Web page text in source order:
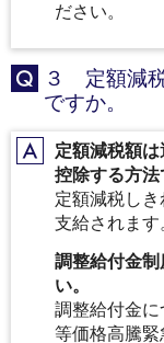
ださい。
Q
３ 定額減
ですか。
A定額減税額
控除する方法
定額減税し
支給されます
調整給付金
い。
調整給付金
等価格高騰